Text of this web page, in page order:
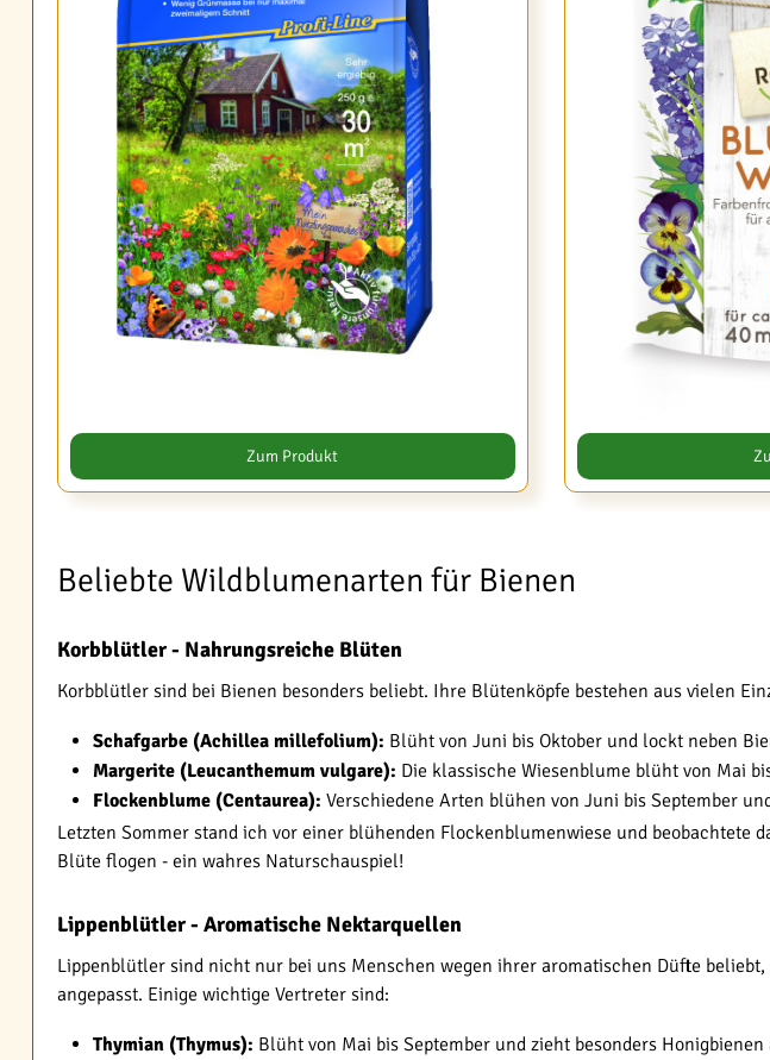
Zum Produkt
Beliebte Wildblumenarten für Bienen
Korbblütler - Nahrungsreiche Blüten
Korbblütler sind bei Bienen besonders beliebt. Ihre Blütenköpfe bestehen aus vielen
Schafgarbe (Achillea millefolium): Blüht von Juni bis Oktober und lockt neben
Margerite (Leucanthemum vulgare): Die klassische Wiesenblume blüht von Mai
Flockenblume (Centaurea): Verschiedene Arten blühen von Juni bis September
Letzten Sommer stand ich vor einer blühenden Flockenblumenwiese und beobachtete
Blüte flogen - ein wahres Naturschauspiel!
Lippenblütler - Aromatische Nektarquellen
Lippenblütler sind nicht nur bei uns Menschen wegen ihrer aromatischen Düfte
angepasst. Einige wichtige Vertreter sind:
Thymian (Thymus): Blüht von Mai bis September und zieht besonders Honigbienen